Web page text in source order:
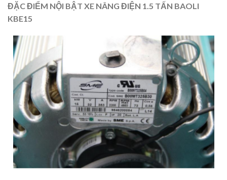
ĐẶC ĐIỂM NỘI BẬT XE NÂNG ĐIỆN 1.5 TẤN BAOLI
KBE15